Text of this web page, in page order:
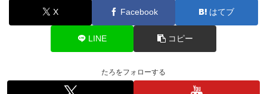
X Facebook はてブ
LINE コピー
たろをフォローする